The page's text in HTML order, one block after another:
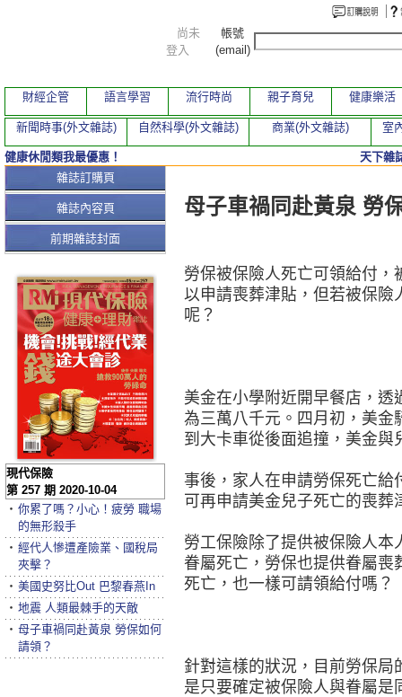
本期文章
母子車禍同赴黃泉 勞
勞保被保險人死亡可領給付
以申請喪葬津貼，但若被保險
呢？
美金在小學附近開早餐店，
為三萬八千元。四月初，美金
到大卡車從後面追撞，美金與
事後，家人在申請勞保死亡給
可再申請美金兒子死亡的喪葬
勞工保險除了提供被保險人
眷屬死亡，勞保也提供眷屬喪
死亡，也一樣可請領給付嗎？
針對這樣的狀況，目前勞保
是只要確定被保險人與眷屬
雜誌訂購頁
雜誌內容頁
前期雜誌封面
現代保險
第 257 期 2020-10-04
‧ 你累了嗎？小心！疲勞 職場
的無形殺手
‧ 經代人慘遭產險業、國稅局
夾擊？
‧ 美國史努比Out 巴黎春燕In
‧ 地震 人類最棘手的天敵
‧ 母子車禍同赴黃泉 勞保如何
請領？
尚未
登入
帳號
(email)
財經企管 語言學習 流行時尚 親子育兒 健康樂活
新聞時事(外文雜誌) 自然科學(外文雜誌) 商業(外文雜誌) 室
健康休閒類我最優惠！ 天下雜